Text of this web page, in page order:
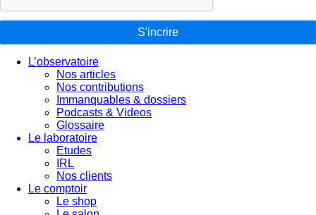
S'incrire
L’observatoire
Nos articles
Nos contributions
Immanquables & dossiers
Podcasts & Videos
Glossaire
Le laboratoire
Etudes
IRL
Nos clients
Le comptoir
Le shop